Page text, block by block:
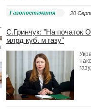
Газопостачання 20
С.Гринчук: "На початок
млрд куб. м газу"